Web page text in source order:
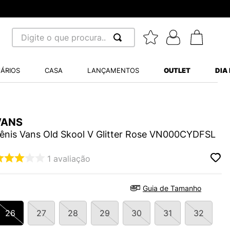
Digite o que procura...
CASA LANÇAMENTOS OUTLET DIA
Vans Old Skool V Glitter Rose VN000CYDFSL
1 avaliação
Guia de Tamanho
26 27 28 29 30 31 32
BALANCE 530
WHITE
VANS ULTRARANGE